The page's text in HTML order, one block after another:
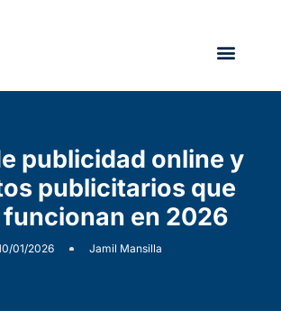
publicidad online y
publicitarios que
en 2026
01/2026 Jamil Mansilla